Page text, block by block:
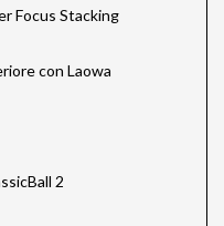
Focus Stacking
con Laowa
2